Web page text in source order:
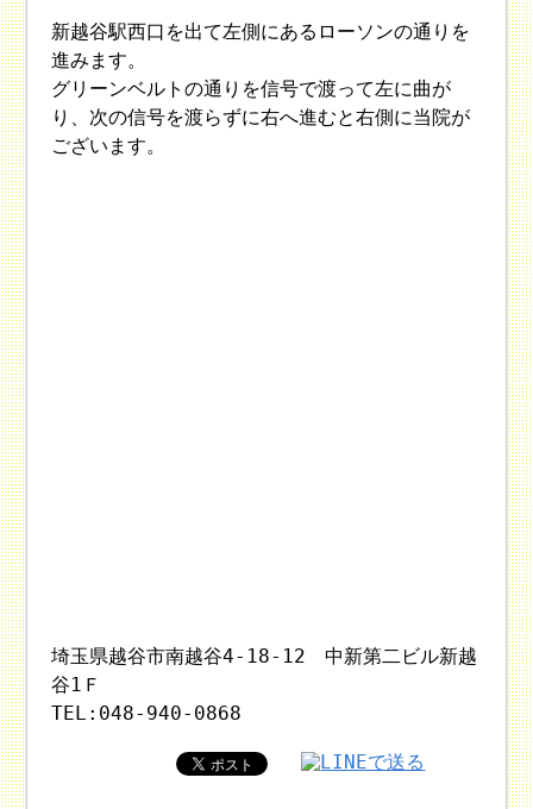
新越谷駅西口を出て左側にあるローソンの通りを
進みます。
グリーンベルトの通りを信号で渡って左に曲が
り、次の信号を渡らずに右へ進むと右側に当院が
ございます。
埼玉県越谷市南越谷4-18-12 中新第二ビル新越
谷1Ｆ
TEL:048-940-0868